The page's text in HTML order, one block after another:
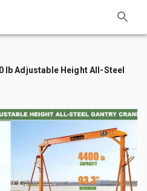
lb Adjustable Height All-Steel